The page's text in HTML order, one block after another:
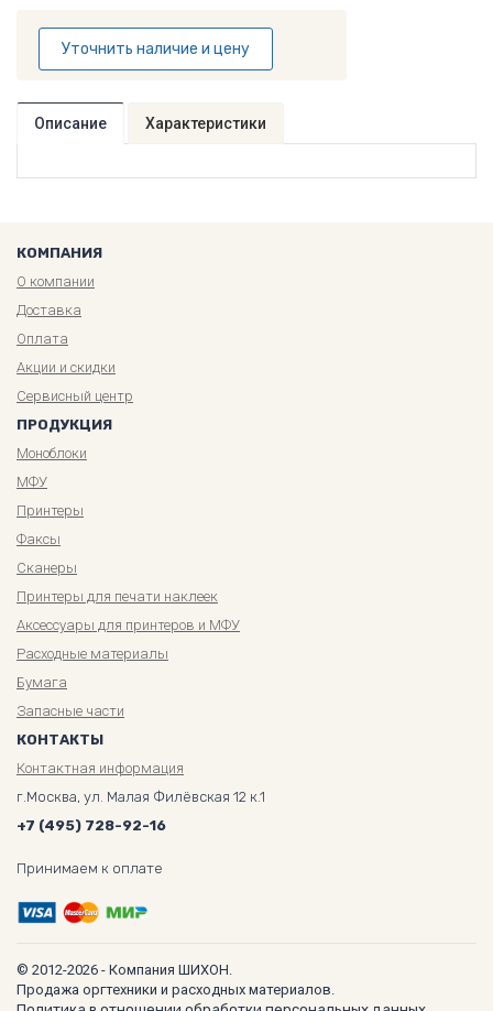
Уточнить наличие и цену
Описание Характеристики
КОМПАНИЯ
О компании
Доставка
Оплата
Акции и скидки
Сервисный центр
ПРОДУКЦИЯ
Моноблоки
МФУ
Принтеры
Факсы
Сканеры
Принтеры для печати наклеек
Аксессуары для принтеров и МФУ
Расходные материалы
Бумага
Запасные части
КОНТАКТЫ
Контактная информация
г.Москва, ул. Малая Филёвская 12 к.1
+7 (495) 728-92-16
Принимаем к оплате
© 2012-2026 - Компания ШИХОН.
Продажа оргтехники и расходных материалов.